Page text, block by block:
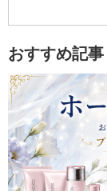
おすすめ記事